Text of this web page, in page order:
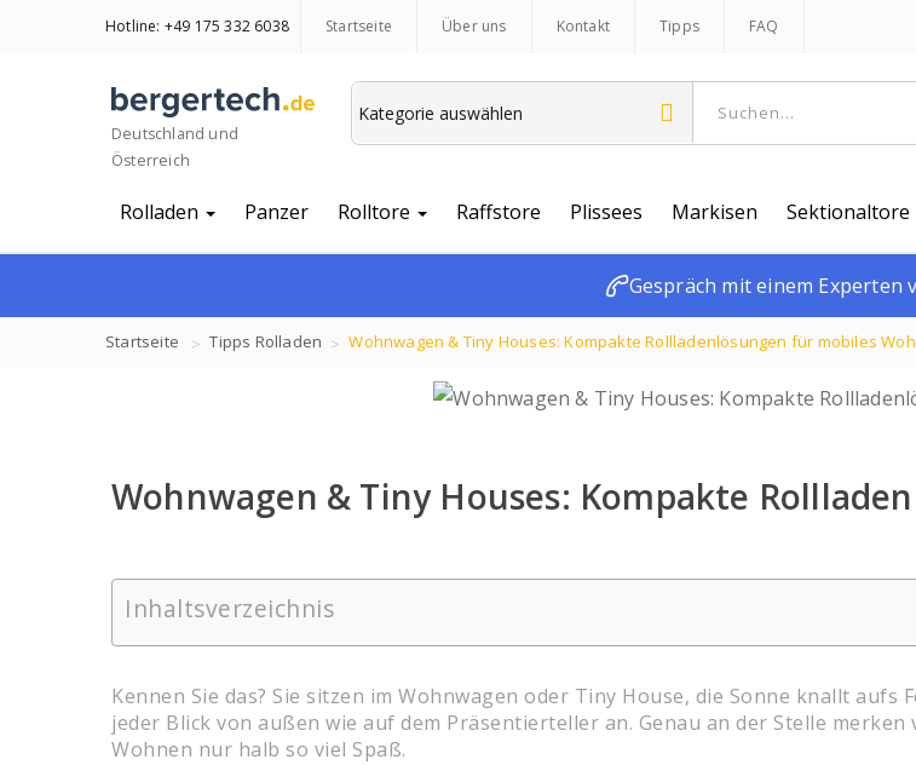
Hotline: +49 175 332 6038 Startseite Über uns Kontakt Tipps FAQ
Deutschland und
Österreich
Rolladen Panzer Rolltore Raffstore Plissees Markisen Sektionaltore
Gespräch mit einem Experten
Startseite Tipps Rolladen Wohnwagen & Tiny Houses: Kompakte Rollladenlösungen für mobiles
Wohnwagen & Tiny Houses: Kompakte
Inhaltsverzeichnis
Kennen Sie das? Sie sitzen im Wohnwagen oder Tiny House, die Sonne knallt
jeder Blick von außen wie auf dem Präsentierteller an. Genau an der Stelle
Wohnen nur halb so viel Spaß.